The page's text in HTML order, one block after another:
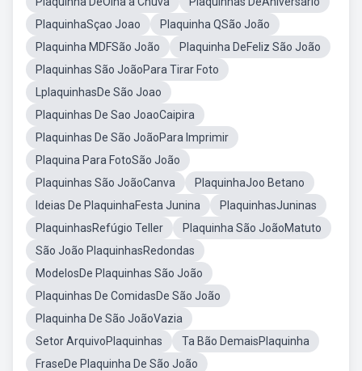
PlaquinhaSçao Joao
Plaquinha QSão João
Plaquinha MDFSão João
Plaquinha DeFeliz São João
Plaquinhas São JoãoPara Tirar Foto
LplaquinhasDe São Joao
Plaquinhas De Sao JoaoCaipira
Plaquinhas De São JoãoPara Imprimir
Plaquina Para FotoSão João
Plaquinhas São JoãoCanva
PlaquinhaJoo Betano
Ideias De PlaquinhaFesta Junina
PlaquinhasJuninas
PlaquinhasRefúgio Teller
Plaquinha São JoãoMatuto
São João PlaquinhasRedondas
ModelosDe Plaquinhas São João
Plaquinhas De ComidasDe São João
Plaquinha De São JoãoVazia
Setor ArquivoPlaquinhas
Ta Bão DemaisPlaquinha
FraseDe Plaquinha De São João